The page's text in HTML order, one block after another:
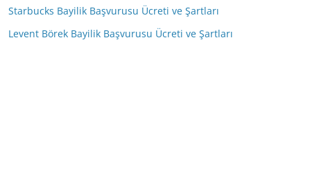
Starbucks Bayilik Başvurusu Ücreti ve Şartları
Levent Börek Bayilik Başvurusu Ücreti ve Şartları